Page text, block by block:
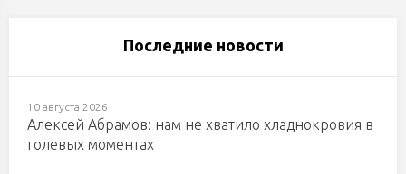
Последние новости
10 августа 2026
Алексей Абрамов: нам не хватило хладнокровия в
голевых моментах